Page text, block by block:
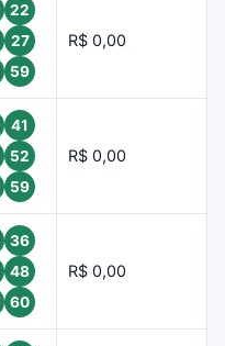
22
27
59
R$ 0,00
41
52
59
R$ 0,00
36
48
60
R$ 0,00